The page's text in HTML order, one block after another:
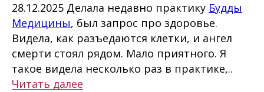
28.12.2025 Делала недавно практику Будды
Медицины, был запрос про здоровье.
Видела, как разъедаются клетки, и ангел
смерти стоял рядом. Мало приятного. Я
такое видела несколько раз в практике,..
Читать далее